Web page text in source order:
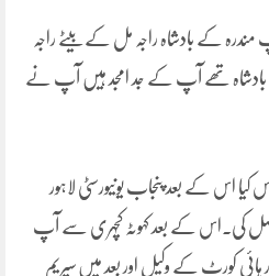
کے بادشاہ راجہ مل کے بیٹے راجہ
بادشاہ تھے آپ کے جد امجد ہیں آپ نے
اس کے بعد پنجاب یونیورسٹی لاہور
کی۔اس کے بعد کہوٹہ کچہری سے آپ
کورٹ کے وکیل اور بعد میں سپریم